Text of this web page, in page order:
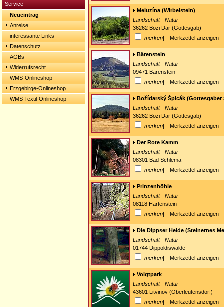
Service
Neueintrag
Anreise
interessante Links
Datenschutz
AGBs
Widerrufsrecht
WMS-Onlineshop
Erzgebirge-Onlineshop
WMS Textil-Onlineshop
Meluzína (Wirbelstein)
Landschaft - Natur
36262 Bozi Dar (Gottesgab)
merken| Merkzettel anzeigen
Bärenstein
Landschaft - Natur
09471 Bärenstein
merken| Merkzettel anzeigen
Božídarský Špicák (Gottesgaber
Landschaft - Natur
36262 Bozi Dar (Gottesgab)
merken| Merkzettel anzeigen
Der Rote Kamm
Landschaft - Natur
08301 Bad Schlema
merken| Merkzettel anzeigen
Prinzenhöhle
Landschaft - Natur
08118 Hartenstein
merken| Merkzettel anzeigen
Die Dippser Heide (Steinernes
Landschaft - Natur
01744 Dippoldiswalde
merken| Merkzettel anzeigen
Voigtpark
Landschaft - Natur
43601 Litvinov (Oberleutensdorf)
merken| Merkzettel anzeigen